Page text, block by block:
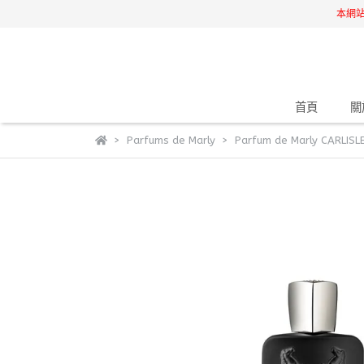
本網
首頁
Parfums de Marly Parfum de Marly